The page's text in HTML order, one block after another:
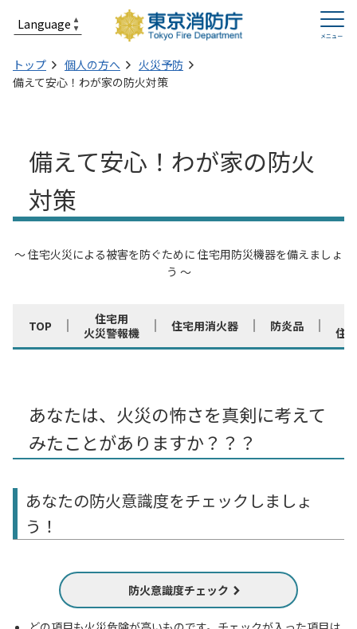
トップ 個人の方へ
火災予防
備えて安心！わが家の防火対策
備えて安心！わが家の防火
対策
～ 住宅火災による被害を防ぐために 住宅用防災機器を備えましょ
う ～
TOP
住宅用
火災警報機
住宅用消火器 防炎品
住
あなたは、火災の怖さを真剣に考えて
みたことがありますか？？？
あなたの防火意識度をチェックしましょ
う！
防火意識度チェック